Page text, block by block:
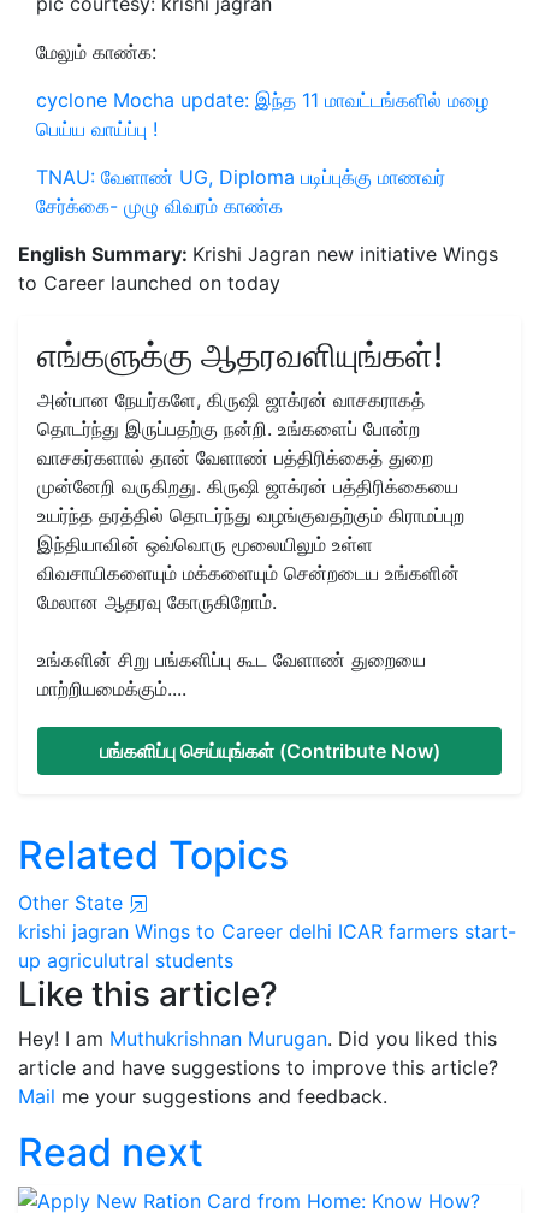
மேலும் காண்க:
cyclone Mocha update: இந்த 11 மாவட்டங்களில் மழை
பெய்ய வாய்ப்பு !
TNAU: வேளாண் UG, Diploma படிப்புக்கு மாணவர்
சேர்க்கை- முழு விவரம் காண்க
English Summary: Krishi Jagran new initiative Wings
to Career launched on today
எங்களுக்கு ஆதரவளியுங்கள்!
அன்பான நேயர்களே, கிருஷி ஜாக்ரன் வாசகராகத்
தொடர்ந்து இருப்பதற்கு நன்றி. உங்களைப் போன்ற
வாசகர்களால் தான் வேளாண் பத்திரிக்கைத் துறை
முன்னேறி வருகிறது. கிருஷி ஜாக்ரன் பத்திரிக்கையை
உயர்ந்த தரத்தில் தொடர்ந்து வழங்குவதற்கும் கிராமப்புற
இந்தியாவின் ஒவ்வொரு மூலையிலும் உள்ள
விவசாயிகளையும் மக்களையும் சென்றடைய உங்களின்
மேலான ஆதரவு கோருகிறோம்.
உங்களின் சிறு பங்களிப்பு கூட வேளாண் துறையை
மாற்றியமைக்கும்....
பங்களிப்பு செய்யுங்கள் (Contribute Now)
Related Topics
Other State
krishi jagran Wings to Career delhi ICAR farmers start-
up agriculutral students
Like this article?
Hey! I am Muthukrishnan Murugan. Did you liked this
article and have suggestions to improve this article?
Mail me your suggestions and feedback.
Read next